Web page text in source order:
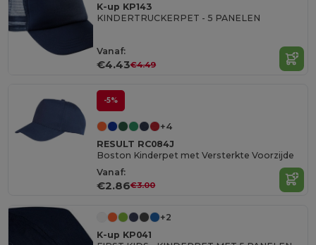
K-up KP143
KINDERTRUCKERPET - 5 PANELEN
Vanaf:
€4.43€4.49
-5%
+4
RESULT RC084J
Boston Kinderpet met Versterkte Voorzijde
Vanaf:
€2.86€3.00
+2
K-up KP041